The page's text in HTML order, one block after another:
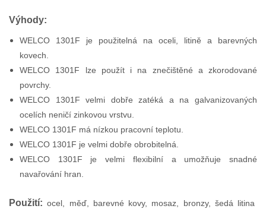
Výhody:
WELCO 1301F je použitelná na oceli, litině a barevných
kovech.
WELCO 1301F lze použít i na znečištěné a zkorodované
povrchy.
WELCO 1301F velmi dobře zatéká a na galvanizovaných
ocelích neničí zinkovou vrstvu.
WELCO 1301F má nízkou pracovní teplotu.
WELCO 1301F je velmi dobře obrobitelná.
WELCO 1301F je velmi flexibilní a umožňuje snadné
navařování hran.
Použití: ocel, měď, barevné kovy, mosaz, bronzy, šedá litina